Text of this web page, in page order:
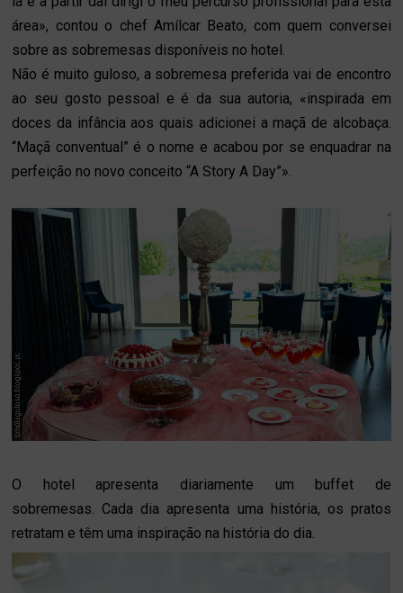
área», contou o chef Amílcar Beato, com quem conversei
sobre as sobremesas disponíveis no hotel.
Não é muito guloso, a sobremesa preferida vai de encontro
ao seu gosto pessoal e é da sua autoria, «inspirada em
doces da infância aos quais adicionei a maçã de alcobaça.
“Maçã conventual” é o nome e acabou por se enquadrar na
perfeição no novo conceito “A Story A Day”».
O hotel apresenta diariamente um buffet de
sobremesas. Cada dia apresenta uma história, os pratos
retratam e têm uma inspiração na história do dia.